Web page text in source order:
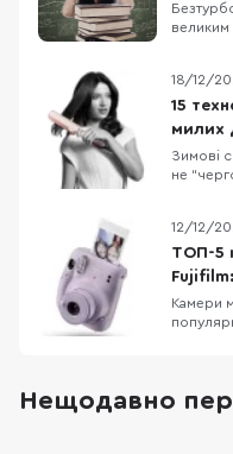
великим
чи ти
іспити,
декілька
18/12/
15
милих
Зимові
не
цій
“на
які
12/12/
ТОП-5
Камери
Нещодавно